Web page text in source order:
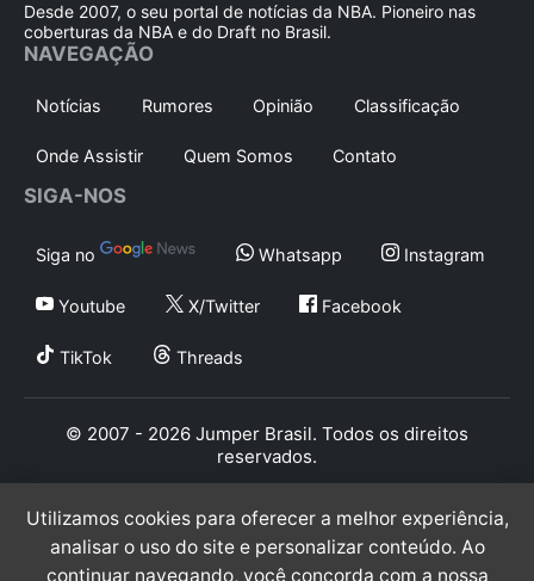
Desde 2007, o seu portal de notícias da NBA. Pioneiro nas
coberturas da NBA e do Draft no Brasil.
NAVEGAÇÃO
Notícias Rumores Opinião Classificação
Onde Assistir Quem Somos Contato
SIGA-NOS
Siga no Whatsapp Instagram
Youtube X/Twitter Facebook
TikTok Threads
© 2007 - 2026 Jumper Brasil. Todos os direitos
reservados.
Utilizamos cookies para oferecer a melhor experiência,
analisar o uso do site e personalizar conteúdo. Ao
continuar navegando, você concorda com a nossa